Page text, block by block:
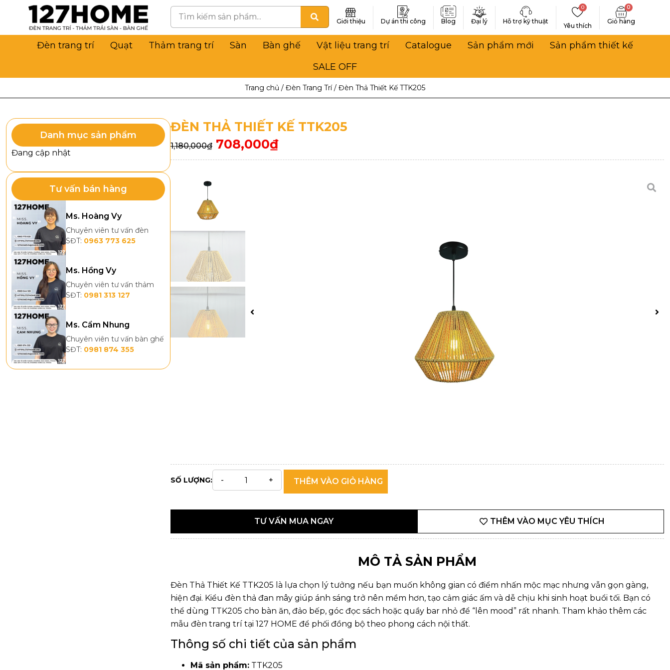
Giới thiệu Dự án thi công Blog Đại lý Hỗ trợ kỹ thuật
Yêu thích
0 0
Đèn trang trí Quạt Thảm trang trí Sàn Bàn ghế Vật liệu trang trí Catalogue Sản phẩm mới
Sản phẩm thiết kế
SALE OFF
Trang chủ / Đèn Trang Trí/ Đèn Thả Thiết Kế TTK205
Danh mục sản phẩm
Đang cập nhật
Tư vấn bán hàng
Ms. Hoàng Vy
Chuyên viên tư vấn đèn
SĐT: 0963 773 625
Ms. Hồng Vy
Chuyên viên tư vấn thảm
SĐT: 0981 313 127
Ms. Cẩm Nhung
Chuyên viên tư vấn bàn ghế
SĐT: 0981 874 355
ĐÈN THẢ THIẾT KẾ TTK205
1,180,000₫ 708,000₫
SỐ LƯỢNG: THÊM VÀO GIỎ HÀNG
TƯ VẤN MUA NGAY THÊM VÀO MỤC YÊU THÍCH
MÔ TẢ SẢN PHẨM
Đèn Thả Thiết Kế TTK205 là lựa chọn lý tưởng nếu bạn muốn không gian có điểm nhấn mộc mạc nhưng vẫn gọn gàng,
hiện đại. Kiểu đèn thả đan mây giúp ánh sáng trở nên mềm hơn, tạo cảm giác ấm và dễ chịu khi sinh hoạt buổi tối. Bạn có
thể dùng TTK205 cho bàn ăn, đảo bếp, góc đọc sách hoặc quầy bar nhỏ để “lên mood” rất nhanh. Tham khảo thêm các
mẫu đèn trang trí tại 127 HOME để phối đồng bộ theo phong cách nội thất.
Thông số chi tiết của sản phẩm
Mã sản phẩm: TTK205